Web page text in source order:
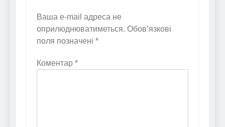
Ваша e-mail адреса не
оприлюднюватиметься. Обов’язкові
поля позначені *
Коментар *